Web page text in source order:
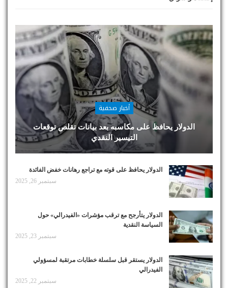
أخبار صحفية
الدولار يحافظ على مكاسبه بعد بيانات تقلص توقعات
التيسير النقدي
الدولار يحافظ على قوته مع تراجع رهانات خفض الفائدة
سبتمبر 26, 2025
الدولار يتأرجح مع ترقب مؤشرات «الفيدرالي» حول
السياسة النقدية
سبتمبر 23, 2025
الدولار يستقر قبل سلسلة خطابات مرتقبة لمسؤولي
الفيدرالي
سبتمبر 22, 2025